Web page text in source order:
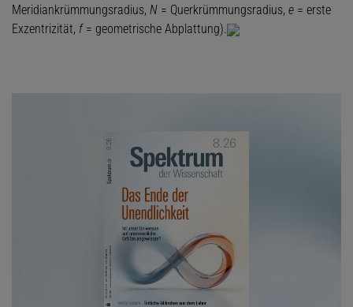
Meridiankrümmungsradius, N = Querkrümmungsradius, e = erste
Exzentrizität, f= geometrische Abplattung).